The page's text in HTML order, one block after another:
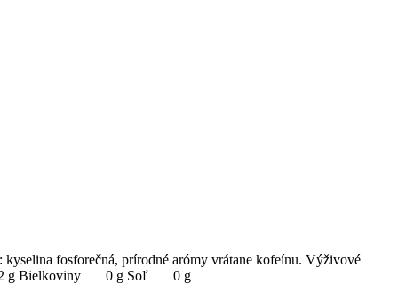
fosforečná, prírodné arómy vrátane kofeínu. Výživové
g Bielkoviny 0 g Soľ 0 g